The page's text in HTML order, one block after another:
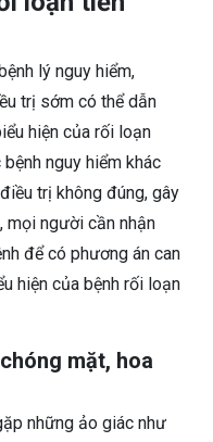
lý nguy hiểm,
trị sớm có thể dẫn
hiện của rối loạn
nguy hiểm khác
trị không đúng, gây
mọi người cần nhận
để có phương án can
hiện của bệnh rối loạn
mặt, hoa
những ảo giác như